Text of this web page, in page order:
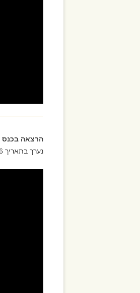
הרצאה בכנס
נערך בתאריך 27.12.16 בירושלים